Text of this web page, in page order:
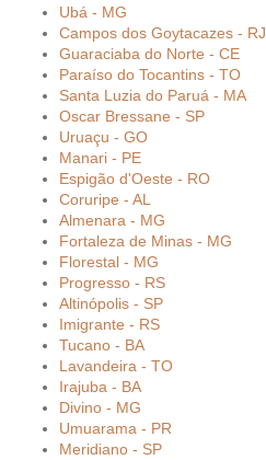
Ubá - MG
Campos dos Goytacazes - RJ
Guaraciaba do Norte - CE
Paraíso do Tocantins - TO
Santa Luzia do Paruá - MA
Oscar Bressane - SP
Uruaçu - GO
Manari - PE
Espigão d'Oeste - RO
Coruripe - AL
Almenara - MG
Fortaleza de Minas - MG
Florestal - MG
Progresso - RS
Altinópolis - SP
Imigrante - RS
Tucano - BA
Lavandeira - TO
Irajuba - BA
Divino - MG
Umuarama - PR
Meridiano - SP